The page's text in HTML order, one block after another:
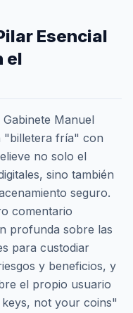
Esencial
el
Manuel
"billetera fría" con
no solo el
sino también
seguro.
comentario
profunda sobre las
para custodiar
y beneficios, y
el propio usuario
not your coins"